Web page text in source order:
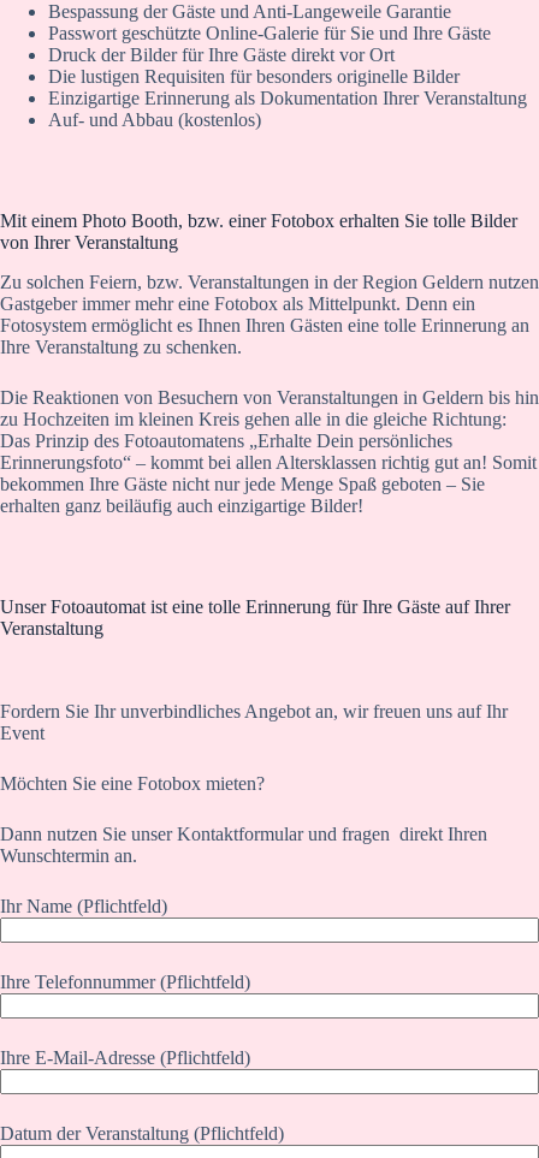
Bespassung der Gäste und Anti-Langeweile Garantie
Passwort geschützte Online-Galerie für Sie und Ihre Gäste
Druck der Bilder für Ihre Gäste direkt vor Ort
Die lustigen Requisiten für besonders originelle Bilder
Einzigartige Erinnerung als Dokumentation Ihrer Veranstaltung
Auf- und Abbau (kostenlos)
Mit einem Photo Booth, bzw. einer Fotobox erhalten Sie tolle Bilder
von Ihrer Veranstaltung
Zu solchen Feiern, bzw. Veranstaltungen in der Region Geldern nutzen
Gastgeber immer mehr eine Fotobox als Mittelpunkt. Denn ein
Fotosystem ermöglicht es Ihnen Ihren Gästen eine tolle Erinnerung an
Ihre Veranstaltung zu schenken.
Die Reaktionen von Besuchern von Veranstaltungen in Geldern bis hin
zu Hochzeiten im kleinen Kreis gehen alle in die gleiche Richtung:
Das Prinzip des Fotoautomatens „Erhalte Dein persönliches
Erinnerungsfoto“ – kommt bei allen Altersklassen richtig gut an! Somit
bekommen Ihre Gäste nicht nur jede Menge Spaß geboten – Sie
erhalten ganz beiläufig auch einzigartige Bilder!
Unser Fotoautomat ist eine tolle Erinnerung für Ihre Gäste auf Ihrer
Veranstaltung
Fordern Sie Ihr unverbindliches Angebot an, wir freuen uns auf Ihr
Event
Möchten Sie eine Fotobox mieten?
Dann nutzen Sie unser Kontaktformular und fragen direkt Ihren
Wunschtermin an.
Ihr Name (Pflichtfeld)
Ihre Telefonnummer (Pflichtfeld)
Ihre E-Mail-Adresse (Pflichtfeld)
Datum der Veranstaltung (Pflichtfeld)